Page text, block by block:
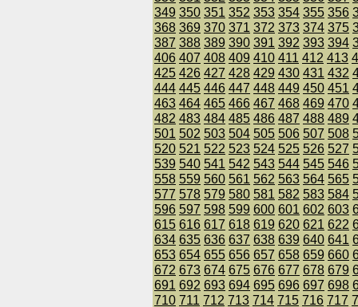
349 350 351 352 353 354 355 356
368 369 370 371 372 373 374 375
387 388 389 390 391 392 393 394
406 407 408 409 410 411 412 413
425 426 427 428 429 430 431 432
444 445 446 447 448 449 450 451
463 464 465 466 467 468 469 470
482 483 484 485 486 487 488 489
501 502 503 504 505 506 507 508
520 521 522 523 524 525 526 527
539 540 541 542 543 544 545 546
558 559 560 561 562 563 564 565
577 578 579 580 581 582 583 584
596 597 598 599 600 601 602 603
615 616 617 618 619 620 621 622
634 635 636 637 638 639 640 641
653 654 655 656 657 658 659 660
672 673 674 675 676 677 678 679
691 692 693 694 695 696 697 698
710 711 712 713 714 715 716 717